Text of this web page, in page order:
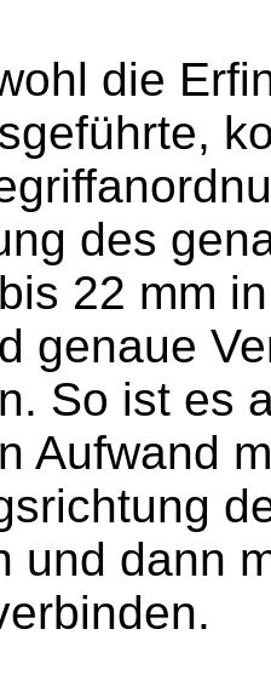
die
des
22 mm
genaue
So ist es
Aufwand
und dann